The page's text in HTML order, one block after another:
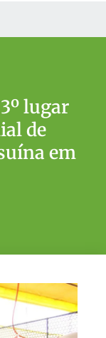
lugar
de
em